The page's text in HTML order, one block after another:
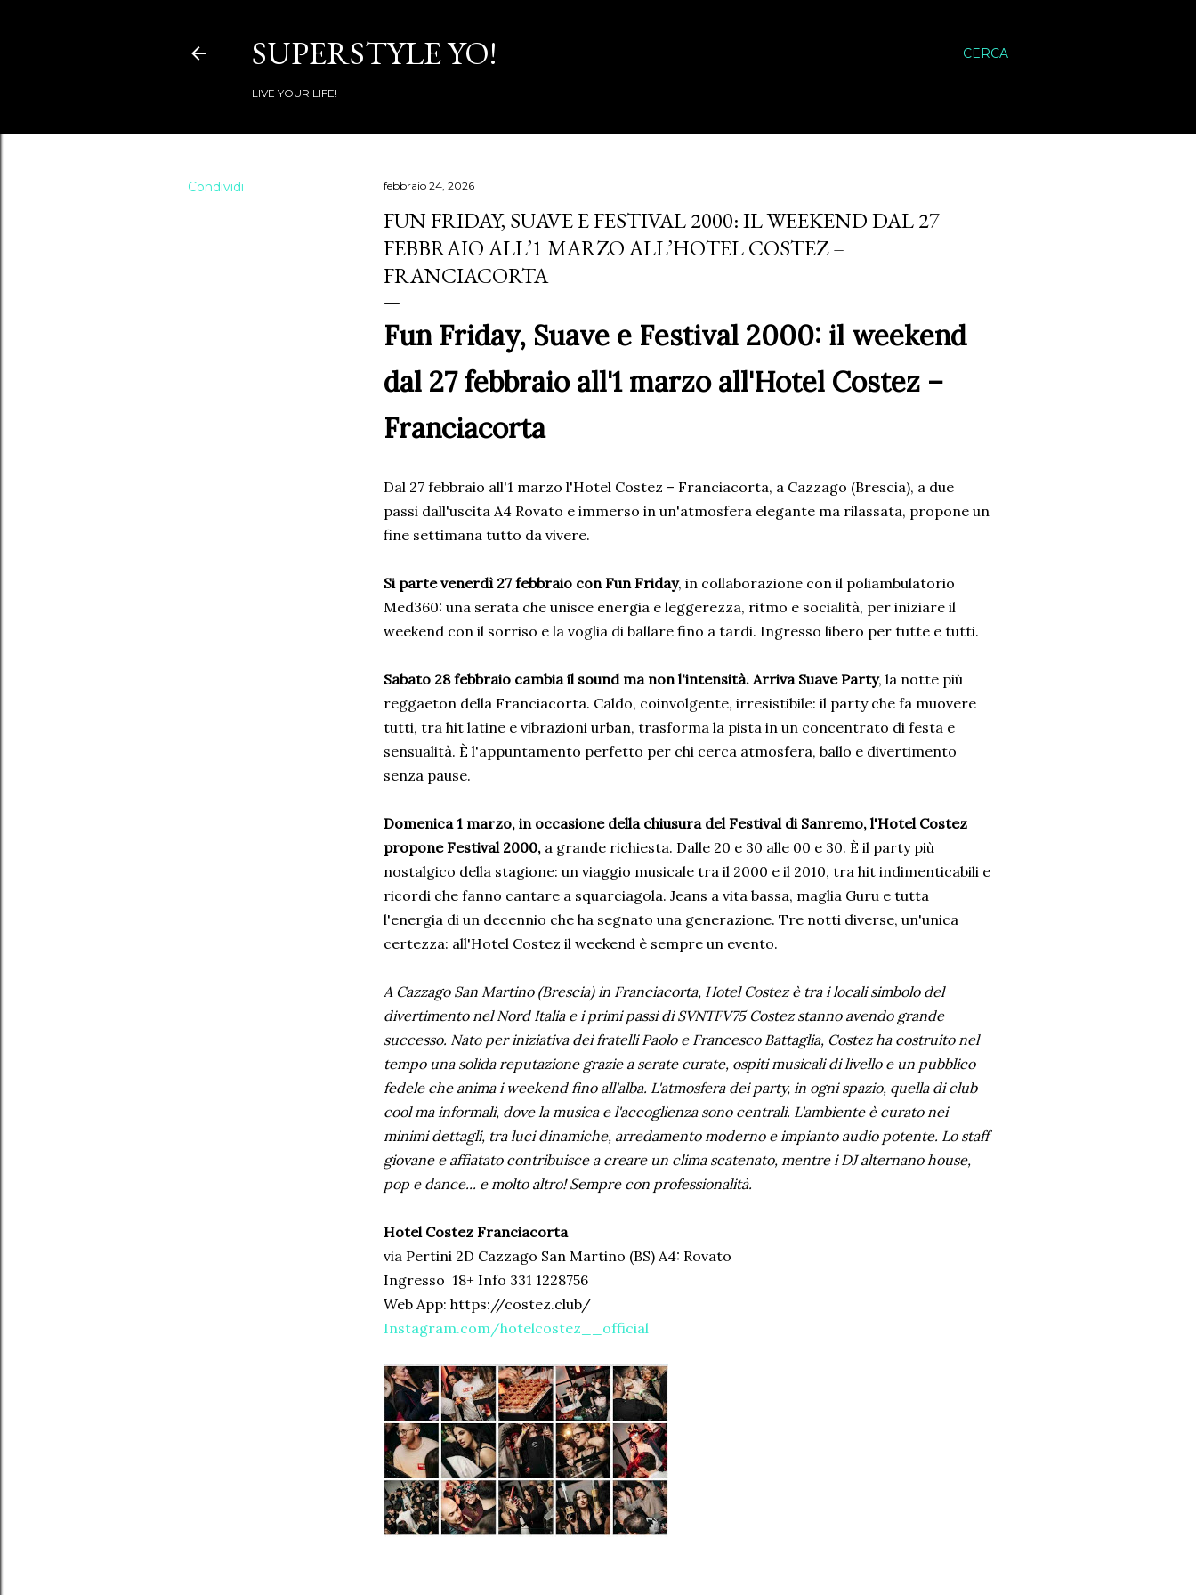
CERCA
SUPERSTYLE YO!
LIVE YOUR LIFE!
Condividi febbraio 24, 2026
FUN FRIDAY, SUAVE E FESTIVAL 2000: IL WEEKEND DAL 27
FEBBRAIO ALL’1 MARZO ALL’HOTEL COSTEZ –
FRANCIACORTA
Fun Friday, Suave e Festival 2000: il weekend
dal 27 febbraio all'1 marzo all'Hotel Costez –
Franciacorta
Dal 27 febbraio all'1 marzo l'Hotel Costez – Franciacorta, a Cazzago (Brescia), a due
passi dall'uscita A4 Rovato e immerso in un'atmosfera elegante ma rilassata, propone un
fine settimana tutto da vivere.
Si parte venerdì 27 febbraio con Fun Friday, in collaborazione con il poliambulatorio
Med360: una serata che unisce energia e leggerezza, ritmo e socialità, per iniziare il
weekend con il sorriso e la voglia di ballare fino a tardi. Ingresso libero per tutte e tutti.
Sabato 28 febbraio cambia il sound ma non l'intensità. Arriva Suave Party, la notte più
reggaeton della Franciacorta. Caldo, coinvolgente, irresistibile: il party che fa muovere
tutti, tra hit latine e vibrazioni urban, trasforma la pista in un concentrato di festa e
sensualità. È l'appuntamento perfetto per chi cerca atmosfera, ballo e divertimento
senza pause.
Domenica 1 marzo, in occasione della chiusura del Festival di Sanremo, l'Hotel Costez
propone Festival 2000, a grande richiesta. Dalle 20 e 30 alle 00 e 30. È il party più
nostalgico della stagione: un viaggio musicale tra il 2000 e il 2010, tra hit indimenticabili e
ricordi che fanno cantare a squarciagola. Jeans a vita bassa, maglia Guru e tutta
l'energia di un decennio che ha segnato una generazione. Tre notti diverse, un'unica
certezza: all'Hotel Costez il weekend è sempre un evento.
A Cazzago San Martino (Brescia) in Franciacorta, Hotel Costez è tra i locali simbolo del
divertimento nel Nord Italia e i primi passi di SVNTFV75 Costez stanno avendo grande
successo. Nato per iniziativa dei fratelli Paolo e Francesco Battaglia, Costez ha costruito nel
tempo una solida reputazione grazie a serate curate, ospiti musicali di livello e un pubblico
fedele che anima i weekend fino all'alba. L'atmosfera dei party, in ogni spazio, quella di club
cool ma informali, dove la musica e l'accoglienza sono centrali. L'ambiente è curato nei
minimi dettagli, tra luci dinamiche, arredamento moderno e impianto audio potente. Lo staff
giovane e affiatato contribuisce a creare un clima scatenato, mentre i DJ alternano house,
pop e dance... e molto altro! Sempre con professionalità.
Hotel Costez Franciacorta
via Pertini 2D Cazzago San Martino (BS) A4: Rovato
Ingresso 18+ Info 331 1228756
Web App: https://costez.club/
Instagram.com/hotelcostez__official